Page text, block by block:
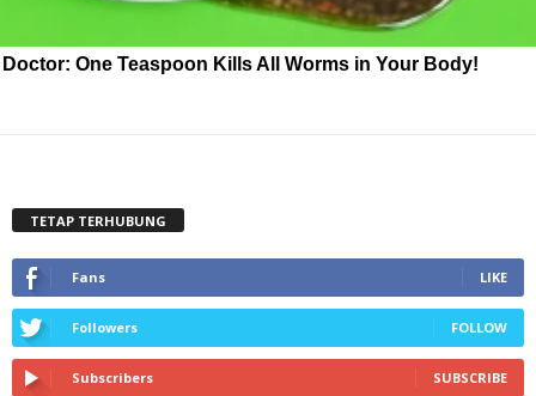
Doctor: One Teaspoon Kills All Worms in Your Body!
TETAP TERHUBUNG
Fans LIKE
Followers FOLLOW
Subscribers SUBSCRIBE